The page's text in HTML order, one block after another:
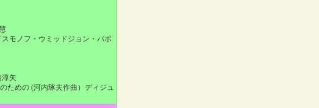
モノフ・ウミッドジョン・バボ
矢
ための (河内琢夫作曲）ディジュ